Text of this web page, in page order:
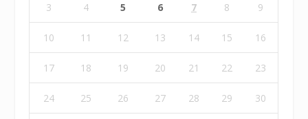
3 4 5 6 7 8 9
10 11 12 13 14 15 16
17 18 19 20 21 22 23
24 25 26 27 28 29 30